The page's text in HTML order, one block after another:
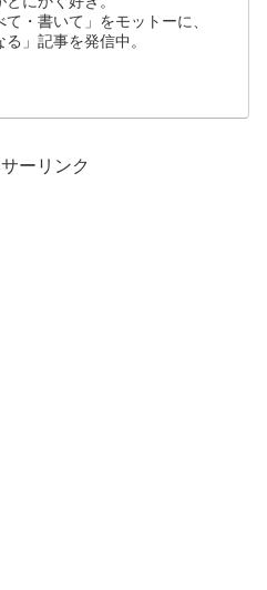
・書いて」をモットーに、
る」記事を発信中。
ーリンク